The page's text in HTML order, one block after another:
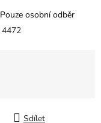
Pouze osobní odběr
4472
Sdílet